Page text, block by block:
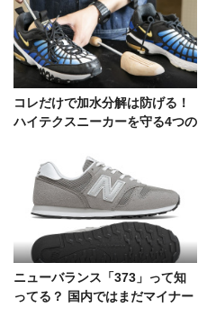
コレだけで加水分解は防げる！
ハイテクスニーカーを守る4つの
ニューバランス「373」って知
ってる？ 国内ではまだマイナー